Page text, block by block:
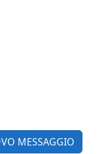
MESSAGGIO